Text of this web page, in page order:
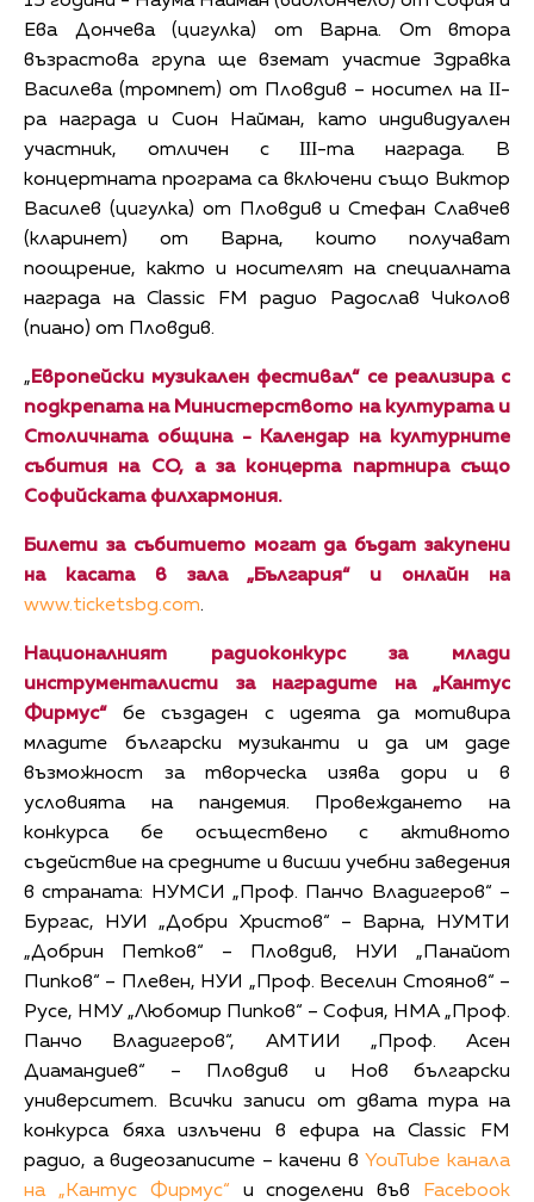
Ева Дончева (цигулка) от Варна. От втора
възрастова група ще вземат участие Здравка
Василева (тромпет) от Пловдив – носител на ІІ-
ра награда и Сион Найман, като индивидуален
участник, отличен с ІІІ-та награда. В
концертната програма са включени също Виктор
Василев (цигулка) от Пловдив и Стефан Славчев
(кларинет) от Варна, които получават
поощрение, както и носителят на специалната
награда на Classic FM радио Радослав Чиколов
(пиано) от Пловдив.
„ Европейски музикален фестивал“ се реализира с
подкрепата на Министерството на културата и
Столичната община - Календар на културните
събития на СО, а за концерта партнира също
Софийската филхармония.
Билети за събитието могат да бъдат закупени
на касата в зала „България“ и онлайн на
www.ticketsbg.com.
Националният радиоконкурс за млади
инструменталисти за наградите на „Кантус
Фирмус“ бе създаден с идеята да мотивира
младите български музиканти и да им даде
възможност за творческа изява дори и в
условията на пандемия. Провеждането на
конкурса бе осъществено с активното
съдействие на средните и висши учебни заведения
в страната: НУМСИ „Проф. Панчо Владигеров“ –
Бургас, НУИ „Добри Христов“ – Варна, НУМТИ
„Добрин Петков“ – Пловдив, НУИ „Панайот
Пипков“ – Плевен, НУИ „Проф. Веселин Стоянов“ –
Русе, НМУ „Любомир Пипков“ – София, НМА „Проф.
Панчо Владигеров“, АМТИИ „Проф. Асен
Диамандиев“ – Пловдив и Нов български
университет. Всички записи от двата тура на
конкурса бяха излъчени в ефира на Classic FM
радио, а видеозаписите – качени в YouTube канала
на „Кантус Фирмус“ и споделени във
Facebook